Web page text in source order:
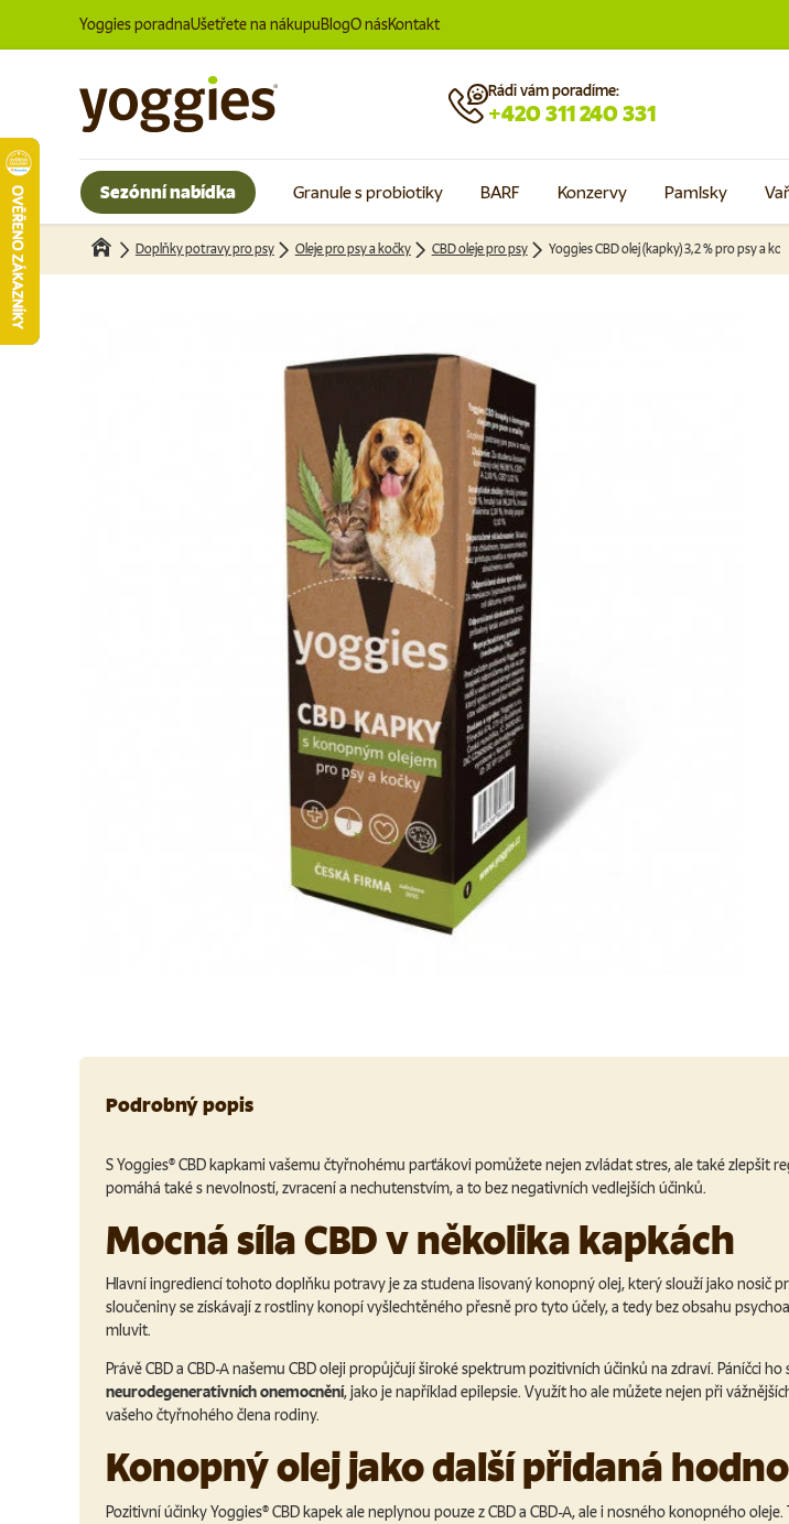
Přeskočit na obsah
Yoggies poradnaUšetřete na nákupuBlogO násKontakt
Rádi vám poradíme:
+420 311 240 331
Sezónní nabídka Granule s probiotiky BARF Konzervy Pamlsky
Doplňky potravy pro psy Oleje pro psy a kočky CBD oleje pro psy
Podrobný popis
S Yoggies® CBD kapkami vašemu čtyřnohému parťákovi pomůžete nejen zvládat stres, ale také
pomáhá také s nevolností, zvracení a nechutenstvím, a to bez negativních vedlejších účinků.
Mocná síla CBD v několika kapkách
Hlavní ingrediencí tohoto doplňku potravy je za studena lisovaný konopný olej, který slouží jako nosič
sloučeniny se získávají z rostliny konopí vyšlechtěného přesně pro tyto účely, a tedy bez obsahu
mluvit.
Právě CBD a CBD-A našemu CBD oleji propůjčují široké spektrum pozitivních účinků na zdraví. Páníčci
neurodegenerativních onemocnění, jako je například epilepsie. Využít ho ale můžete nejen při
vašeho čtyřnohého člena rodiny.
Konopný olej jako další přidaná
Pozitivní účinky Yoggies® CBD kapek ale neplynou pouze z CBD a CBD-A, ale i nosného konopného